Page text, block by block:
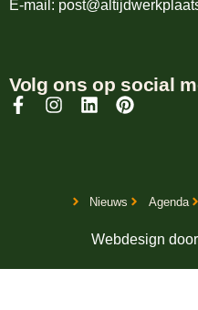
E-mail:
Volg ons op social
Webdesign door
Nieuws Agenda